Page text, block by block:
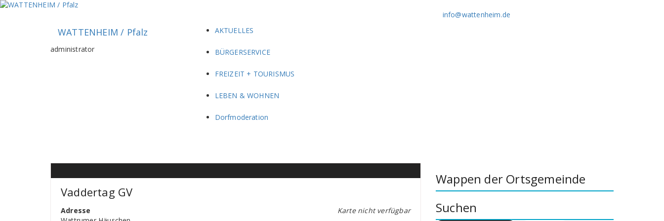
Zum
info@wattenheim.de
WATTENHEIM / Pfalz
administrator
AKTUELLES
BÜRGERSERVICE
FREIZEIT + TOURISMUS
LEBEN & WOHNEN
Dorfmoderation
Vaddertag GV
Karte nicht verfügbar
Adresse
Wappen der Ortsgemeinde
Suchen